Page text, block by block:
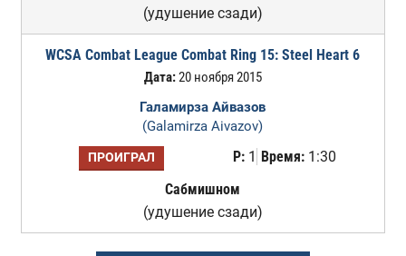
(удушение сзади)
WCSA Combat League Combat Ring 15: Steel Heart 6
Дата:20 ноября 2015
Галамирза Айвазов
(Galamirza Aivazov)
ПРОИГРАЛ Р:1 Время:1:30
Сабмишном
(удушение сзади)